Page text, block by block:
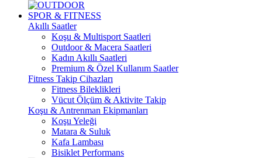
SPOR & FITNESS
Akıllı Saatler
Koşu & Multisport Saatleri
Outdoor & Macera Saatleri
Kadın Akıllı Saatleri
Premium & Özel Kullanım Saatler
Fitness Takip Cihazları
Fitness Bileklikleri
Vücut Ölçüm & Aktivite Takip
Koşu & Antrenman Ekipmanları
Koşu Yeleği
Matara & Suluk
Kafa Lambası
Bisiklet Performans